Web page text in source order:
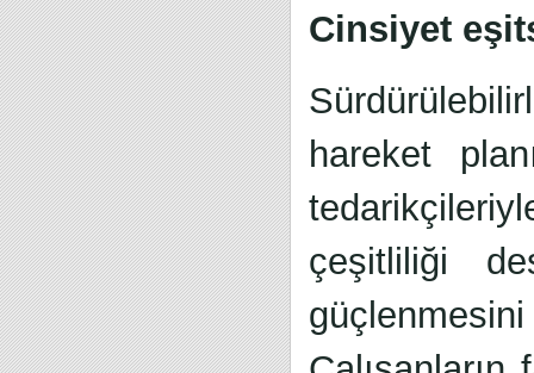
Cinsiyet
hareket
çeşitliliği